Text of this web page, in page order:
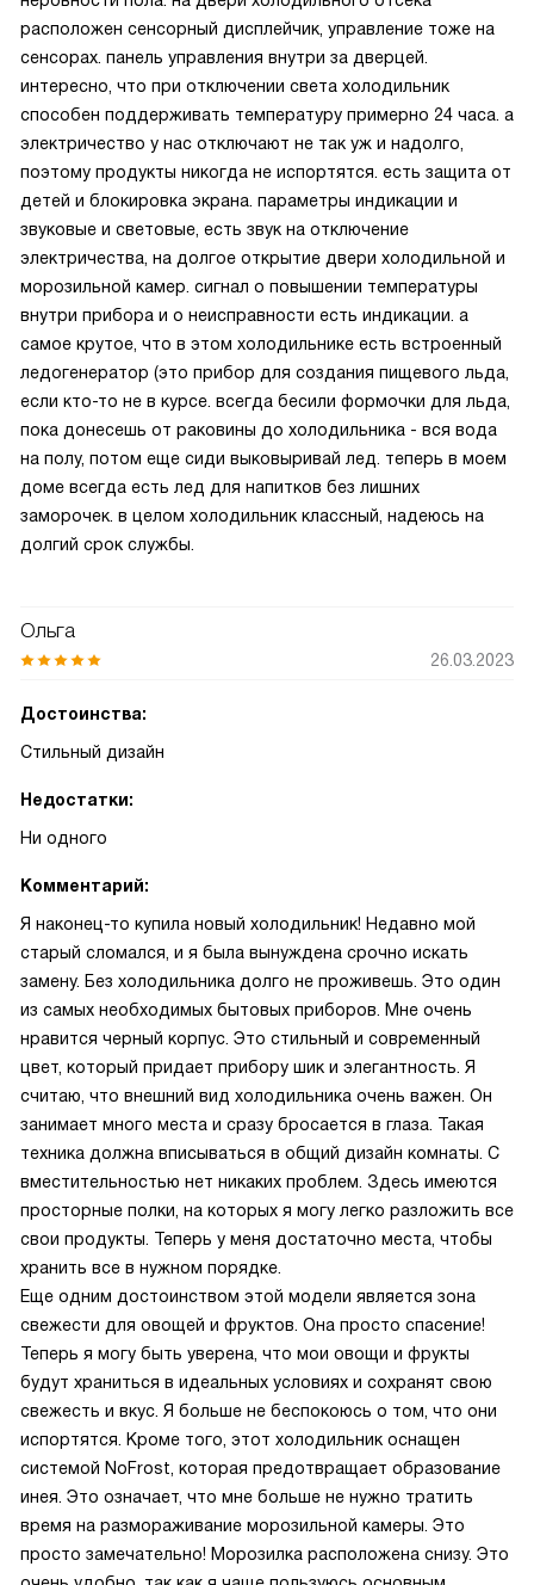
расположен сенсорный дисплейчик, управление тоже на
сенсорах. панель управления внутри за дверцей.
интересно, что при отключении света холодильник
способен поддерживать температуру примерно 24 часа. а
электричество у нас отключают не так уж и надолго,
поэтому продукты никогда не испортятся. есть защита от
детей и блокировка экрана. параметры индикации и
звуковые и световые, есть звук на отключение
электричества, на долгое открытие двери холодильной и
морозильной камер. сигнал о повышении температуры
внутри прибора и о неисправности есть индикации. а
самое крутое, что в этом холодильнике есть встроенный
ледогенератор (это прибор для создания пищевого льда,
если кто-то не в курсе. всегда бесили формочки для льда,
пока донесешь от раковины до холодильника - вся вода
на полу, потом еще сиди выковыривай лед. теперь в моем
доме всегда есть лед для напитков без лишних
заморочек. в целом холодильник классный, надеюсь на
долгий срок службы.
Ольга
26.03.2023
Достоинства:
Стильный дизайн
Недостатки:
Ни одного
Комментарий:
Я наконец-то купила новый холодильник! Недавно мой
старый сломался, и я была вынуждена срочно искать
замену. Без холодильника долго не проживешь. Это один
из самых необходимых бытовых приборов. Мне очень
нравится черный корпус. Это стильный и современный
цвет, который придает прибору шик и элегантность. Я
считаю, что внешний вид холодильника очень важен. Он
занимает много места и сразу бросается в глаза. Такая
техника должна вписываться в общий дизайн комнаты. С
вместительностью нет никаких проблем. Здесь имеются
просторные полки, на которых я могу легко разложить все
свои продукты. Теперь у меня достаточно места, чтобы
хранить все в нужном порядке.
Еще одним достоинством этой модели является зона
свежести для овощей и фруктов. Она просто спасение!
Теперь я могу быть уверена, что мои овощи и фрукты
будут храниться в идеальных условиях и сохранят свою
свежесть и вкус. Я больше не беспокоюсь о том, что они
испортятся. Кроме того, этот холодильник оснащен
системой NoFrost, которая предотвращает образование
инея. Это означает, что мне больше не нужно тратить
время на размораживание морозильной камеры. Это
просто замечательно! Морозилка расположена снизу. Это